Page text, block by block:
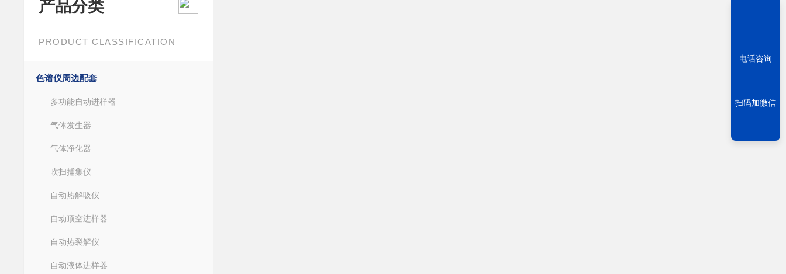
产品分类
PRODUCT CLASSIFICATION
色谱仪周边配套
多功能自动进样器
气体发生器
气体净化器
吹扫捕集仪
自动热解吸仪
自动顶空进样器
自动热裂解仪
自动液体进样器
电话咨询
扫码加微信